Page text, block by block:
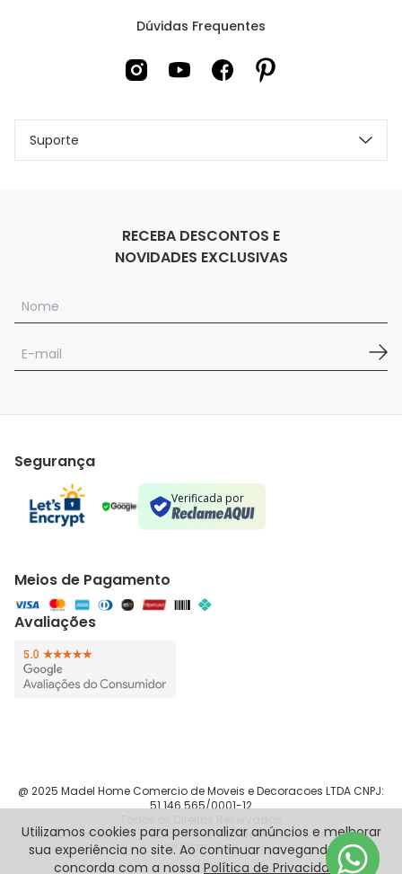
Dúvidas Frequentes
Suporte
RECEBA DESCONTOS E
NOVIDADES EXCLUSIVAS
Segurança
Verificada por
Meios de Pagamento
Avaliações
@ 2025 Madel Home Comercio de Moveis e Decoracoes LTDA CNPJ:
51.146.565/0001-12
Rua Silva Jardim, 187 - Sala 83 Centro São Bernardo do Campo -
SP 09715-090
Utilizamos cookies para personalizar anúncios e melhorar
sua experiência no site. Ao continuar navegando, você
concorda com a nossa Política de Privacidade.